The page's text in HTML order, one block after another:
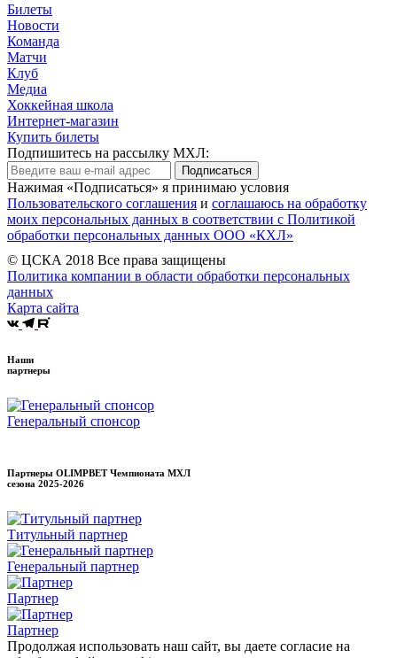
Билеты
Новости
Команда
Матчи
Клуб
Медиа
Хоккейная школа
Интернет-магазин
Купить билеты
Подпишитесь на рассылку МХЛ:
Подписаться
Нажимая «Подписаться» я принимаю условия
Пользовательского соглашения и соглашаюсь на обработку
моих персональных данных в соответствии с Политикой
обработки персональных данных ООО «КХЛ»
© ЦСКА 2018 Все права защищены
Политика компании в области обработки персональных
данных
Карта сайта
Наши
партнеры
Генеральный спонсор
Партнеры OLIMPBET Чемпионата МХЛ
сезона 2025-2026
Титульный партнер
Генеральный партнер
Партнер
Партнер
Продолжая использовать наш сайт, вы даете согласие на